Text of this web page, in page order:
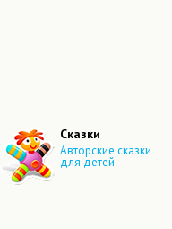
Сказки
Авторские сказки
для детей